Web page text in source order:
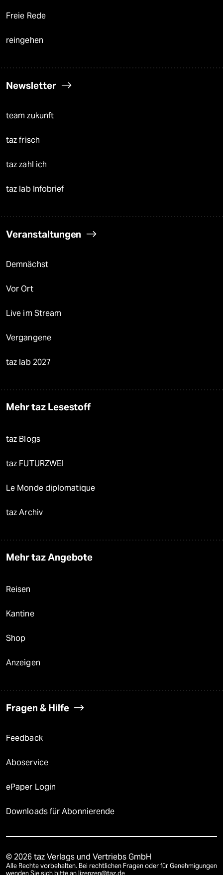
Freie Rede
reingehen
Newsletter
team zukunft
taz frisch
taz zahl ich
taz lab Infobrief
Veranstaltungen
Demnächst
Vor Ort
Live im Stream
Vergangene
taz lab 2027
Mehr taz Lesestoff
taz Blogs
taz FUTURZWEI
Le Monde diplomatique
taz Archiv
Mehr taz Angebote
Reisen
Kantine
Shop
Anzeigen
Fragen & Hilfe
Feedback
Aboservice
ePaper Login
Downloads für Abonnierende
© 2026 taz Verlags und Vertriebs GmbH
Alle Rechte vorbehalten. Bei rechtlichen Fragen oder für Genehmigungen
wenden Sie sich bitte an lizenzen@taz.de